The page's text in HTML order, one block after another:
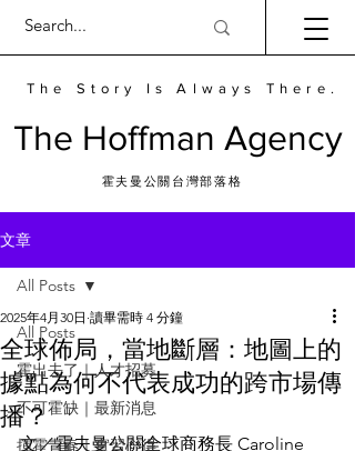
​The Hoffman Agency
The Story Is Always There.
霍夫曼公關台灣部落格
文章
All Posts
霍出去了｜人才招募
不可霍缺｜最新消息
揮霍青春｜實習心得
All Posts
全球佈局，當地斷層：地圖上的
據點為何不代表成功的跨市場傳
播？
2025年4月30日 讀畢需時 4 分鐘
文／霍夫曼公關全球商務長 Caroline